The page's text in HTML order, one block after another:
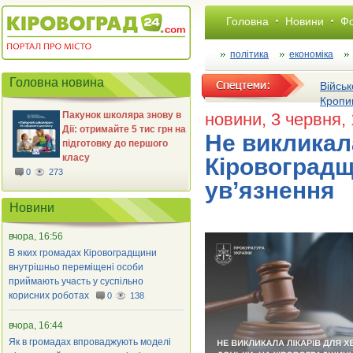
Головна Новини
політика економіка
новини, 3 червня,
Не
ув’язнення
Головна новина
Пакунок школяра знову в
Дії: отримайте 5 тис грн на
підготовку до першого
класу
0 273
Новини
вчора, 16:56
В яких громадах Кіровоградщини
внутрішньо переміщені особи
приймають участь у суспільно
корисних роботах
0 138
вчора, 16:44
Як в громадах впроваджують моделі